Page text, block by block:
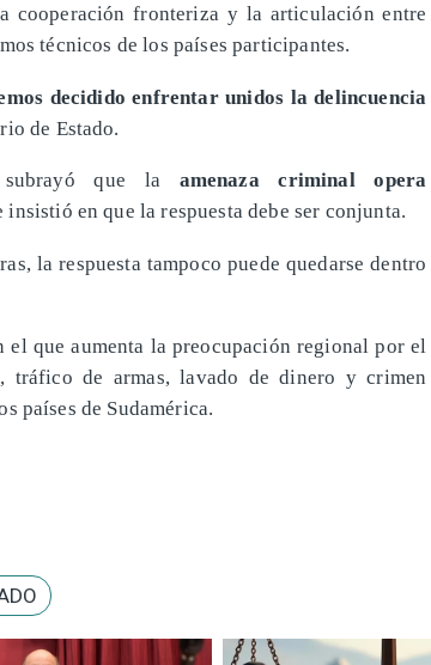
cooperación fronteriza y la articulación entre
técnicos de los países participantes.
decidido enfrentar unidos la delincuencia
de Estado.
subrayó que la amenaza criminal opera
insistió en que la respuesta debe ser conjunta.
la respuesta tampoco puede quedarse dentro
el que aumenta la preocupación regional por el
tráfico de armas, lavado de dinero y crimen
países de Sudamérica.